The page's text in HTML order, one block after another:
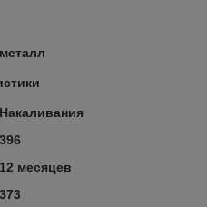
металл
Накаливания
396
12 месяцев
373